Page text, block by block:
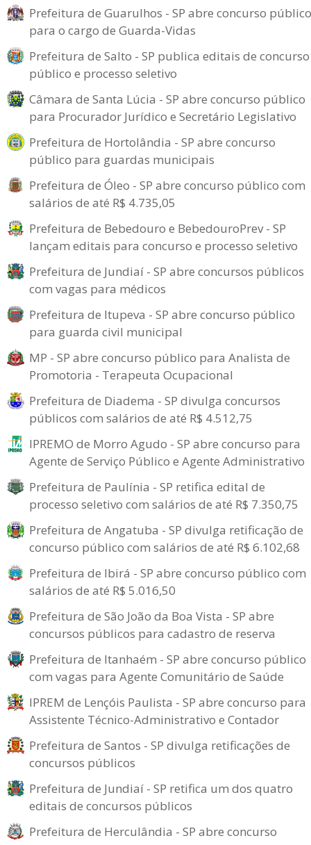
Prefeitura de Guarulhos - SP abre concurso público
para o cargo de Guarda-Vidas
Prefeitura de Salto - SP publica editais de concurso
público e processo seletivo
Câmara de Santa Lúcia - SP abre concurso público
para Procurador Jurídico e Secretário Legislativo
Prefeitura de Hortolândia - SP abre concurso
público para guardas municipais
Prefeitura de Óleo - SP abre concurso público com
salários de até R$ 4.735,05
Prefeitura de Bebedouro e BebedouroPrev - SP
lançam editais para concurso e processo seletivo
Prefeitura de Jundiaí - SP abre concursos públicos
com vagas para médicos
Prefeitura de Itupeva - SP abre concurso público
para guarda civil municipal
MP - SP abre concurso público para Analista de
Promotoria - Terapeuta Ocupacional
Prefeitura de Diadema - SP divulga concursos
públicos com salários de até R$ 4.512,75
IPREMO de Morro Agudo - SP abre concurso para
Agente de Serviço Público e Agente Administrativo
Prefeitura de Paulínia - SP retifica edital de
processo seletivo com salários de até R$ 7.350,75
Prefeitura de Angatuba - SP divulga retificação de
concurso público com salários de até R$ 6.102,68
Prefeitura de Ibirá - SP abre concurso público com
salários de até R$ 5.016,50
Prefeitura de São João da Boa Vista - SP abre
concursos públicos para cadastro de reserva
Prefeitura de Itanhaém - SP abre concurso público
com vagas para Agente Comunitário de Saúde
IPREM de Lençóis Paulista - SP abre concurso para
Assistente Técnico-Administrativo e Contador
Prefeitura de Santos - SP divulga retificações de
concursos públicos
Prefeitura de Jundiaí - SP retifica um dos quatro
editais de concursos públicos
Prefeitura de Herculândia - SP abre concurso